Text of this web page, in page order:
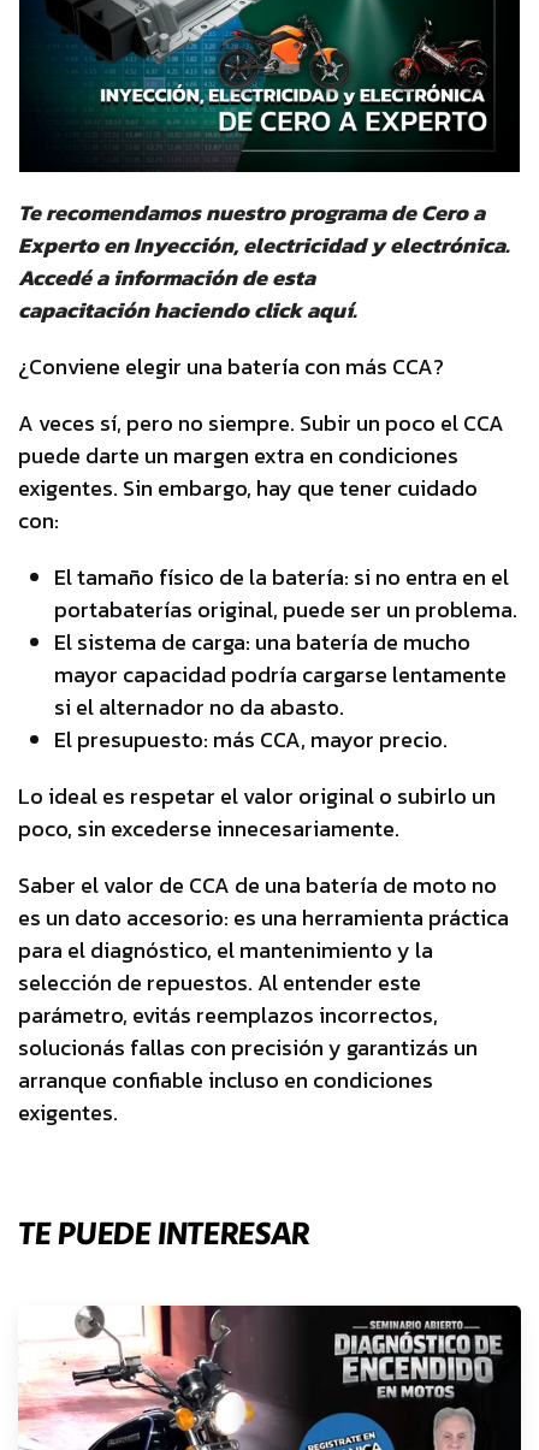
Te recomendamos nuestro programa de Cero a
Experto en Inyección, electricidad y electrónica.
Accedé a información de esta
capacitaciónhaciendo click aquí.
¿Conviene elegir una batería con más CCA?
A veces sí, pero no siempre. Subir un poco el CCA
puede darte un margen extra en condiciones
exigentes. Sin embargo, hay que tener cuidado
con:
El tamaño físico de la batería: si no entra en el
portabaterías original, puede ser un problema.
El sistema de carga: una batería de mucho
mayor capacidad podría cargarse lentamente
si el alternador no da abasto.
El presupuesto: más CCA, mayor precio.
Lo ideal es respetar el valor original o subirlo un
poco, sin excederse innecesariamente.
Saber el valor de CCA de una batería de moto no
es un dato accesorio: es una herramienta práctica
para el diagnóstico, el mantenimiento y la
selección de repuestos. Al entender este
parámetro, evitás reemplazos incorrectos,
solucionás fallas con precisión y garantizás un
arranque confiable incluso en condiciones
exigentes.
TE PUEDE INTERESAR